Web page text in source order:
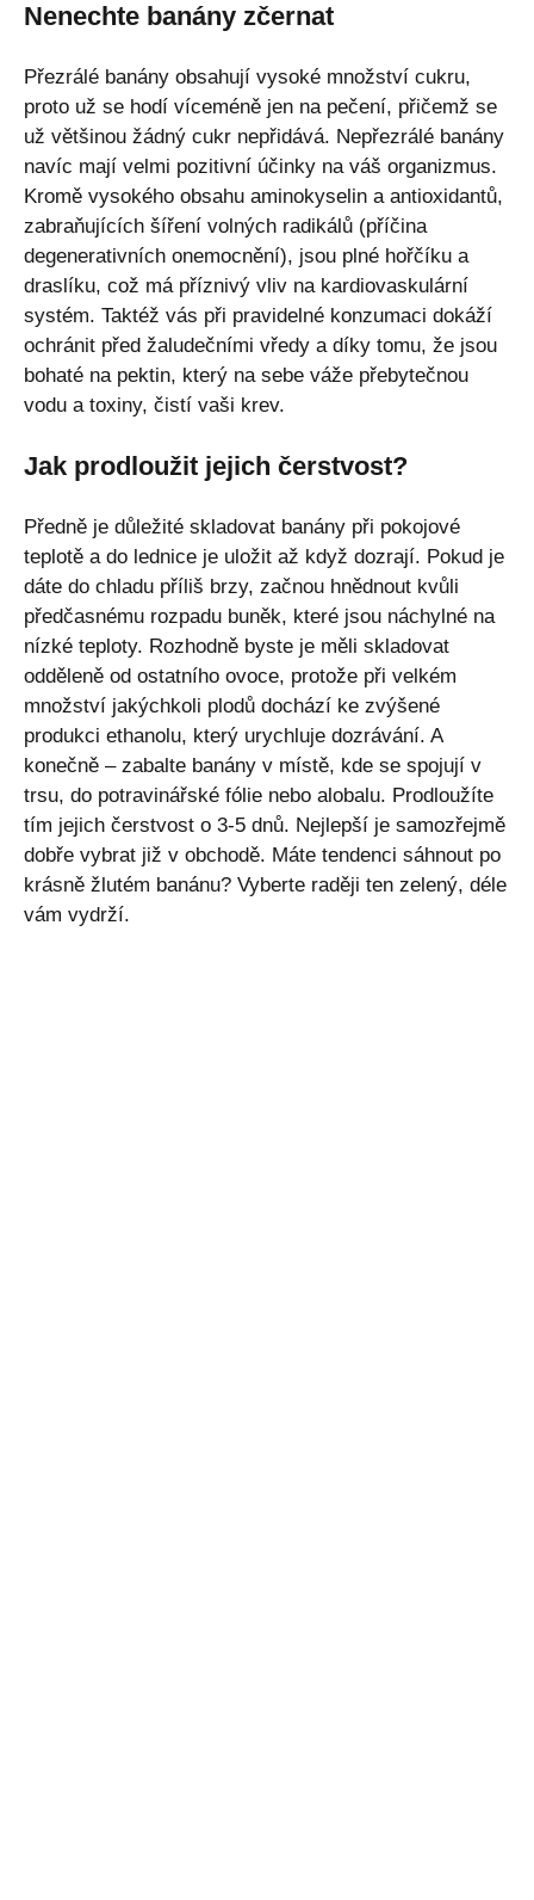
Nenechte banány zčernat
Přezrálé banány obsahují vysoké množství cukru,
proto už se hodí víceméně jen na pečení, přičemž se
už většinou žádný cukr nepřidává. Nepřezrálé banány
navíc mají velmi pozitivní účinky na váš organizmus.
Kromě vysokého obsahu aminokyselin a antioxidantů,
zabraňujících šíření volných radikálů (příčina
degenerativních onemocnění), jsou plné hořčíku a
draslíku, což má příznivý vliv na kardiovaskulární
systém. Taktéž vás při pravidelné konzumaci dokáží
ochránit před žaludečními vředy a díky tomu, že jsou
bohaté na pektin, který na sebe váže přebytečnou
vodu a toxiny, čistí vaši krev.
Jak prodloužit jejich čerstvost?
Předně je důležité skladovat banány při pokojové
teplotě a do lednice je uložit až když dozrají. Pokud je
dáte do chladu příliš brzy, začnou hnědnout kvůli
předčasnému rozpadu buněk, které jsou náchylné na
nízké teploty. Rozhodně byste je měli skladovat
odděleně od ostatního ovoce, protože při velkém
množství jakýchkoli plodů dochází ke zvýšené
produkci ethanolu, který urychluje dozrávání. A
konečně – zabalte banány v místě, kde se spojují v
trsu, do potravinářské fólie nebo alobalu. Prodloužíte
tím jejich čerstvost o 3-5 dnů. Nejlepší je samozřejmě
dobře vybrat již v obchodě. Máte tendenci sáhnout po
krásně žlutém banánu? Vyberte raději ten zelený, déle
vám vydrží.